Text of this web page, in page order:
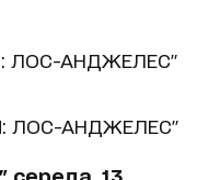
ЛОС-АНДЖЕЛЕС"
ЛОС-АНДЖЕЛЕС"
середа, 13